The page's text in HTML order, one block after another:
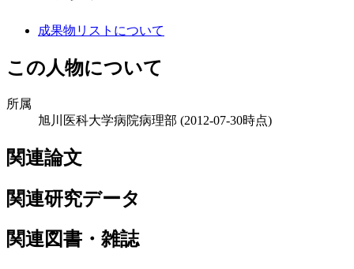
成果物リストについて
この人物について
所属
旭川医科大学病院病理部 (2012-07-30時点)
関連論文
関連研究データ
関連図書・雑誌